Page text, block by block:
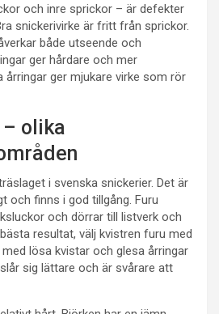
och inre sprickor – är defekter
snickerivirke är fritt från sprickor.
både utseende och
ger hårdare och mer
årringar ger mjukare virke som rör
olika
i svenska snickerier. Det är
och finns i god tillgång. Furu
och dörrar till listverk och
resultat, välj kvistren furu med
lösa kvistar och glesa årringar
sig lättare och är svårare att